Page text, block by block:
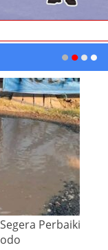
Perbaiki